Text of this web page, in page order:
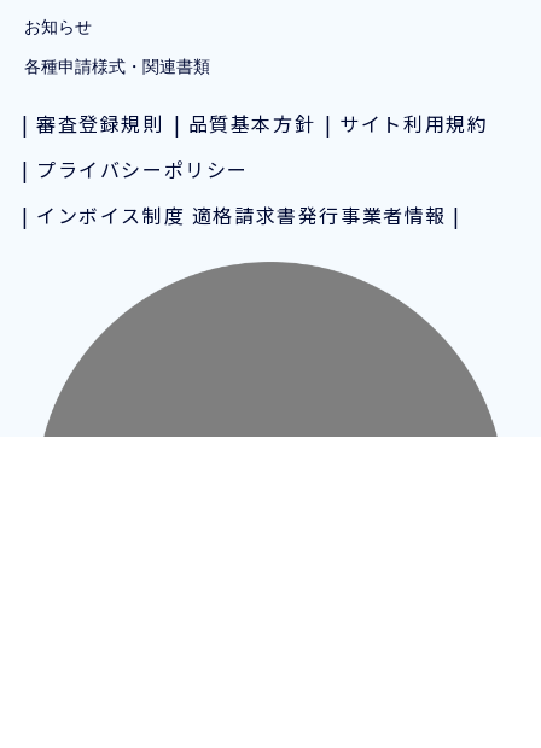
お知らせ
各種申請様式・関連書類
審査登録規則 品質基本方針
サイト利用規約
プライバシーポリシー
インボイス制度 適格請求書発行事業者情報